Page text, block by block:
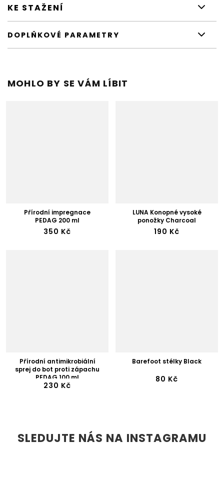
KE STAŽENÍ
DOPLŇKOVÉ PARAMETRY
MOHLO BY SE VÁM LÍBIT
Přírodní impregnace
PEDAG 200 ml
350 Kč
LUNA Konopné vysoké
ponožky Charcoal
190 Kč
Přírodní antimikrobiální
sprej do bot proti zápachu
PEDAG 100 ml
230 Kč
Barefoot stélky Black
80 Kč
SLEDUJTE NÁS NA INSTAGRAMU